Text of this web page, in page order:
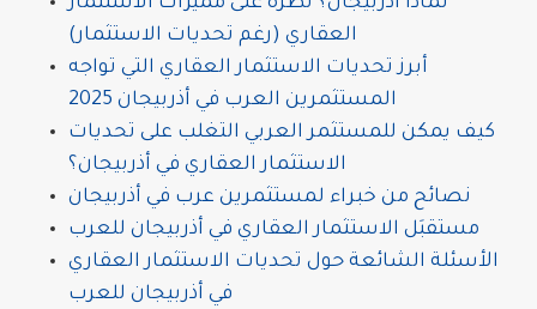
العقاري (رغم تحديات الاستثمار)
أبرز تحديات الاستثمار العقاري التي تواجه
المستثمرين العرب في أذربيجان 2025
كيف يمكن للمستثمر العربي التغلب على تحديات
الاستثمار العقاري في أذربيجان؟
نصائح من خبراء لمستثمرين عرب في أذربيجان
مستقبَل الاستثمار العقاري في أذربيجان للعرب
الأسئلة الشائعة حول تحديات الاستثمار العقاري
في أذربيجان للعرب